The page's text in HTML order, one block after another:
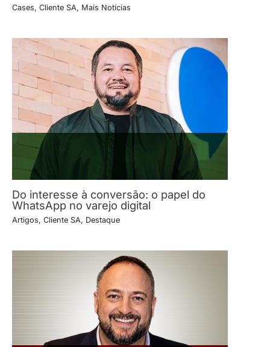
Cases, Cliente SA, Mais Notícias
Do interesse à conversão: o papel do
WhatsApp no varejo digital
Artigos, Cliente SA, Destaque